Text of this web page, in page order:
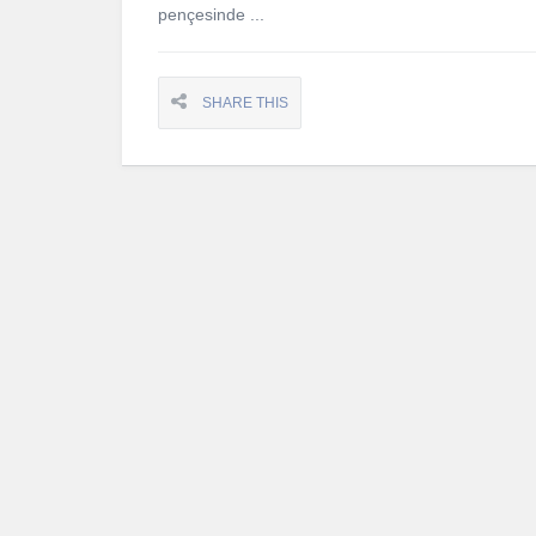
pençesinde ...
SHARE THIS